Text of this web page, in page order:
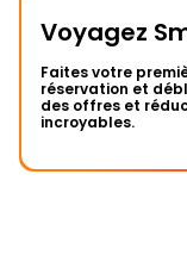
Voyagez
Faites votre
réservation et
des offres et
incroyables.